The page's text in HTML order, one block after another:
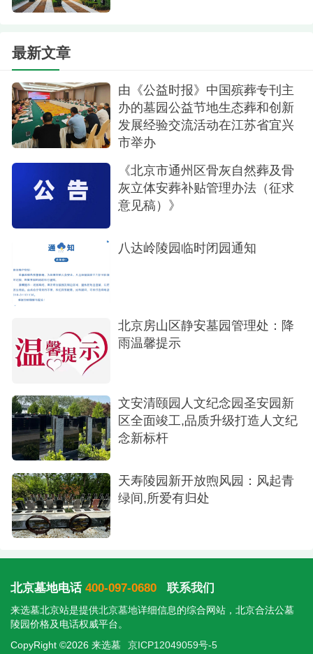
的祭扫形式；车辆指引，顺畅有序，协调交警外围
序停放；墓区防火，突出细节，提前清理防火隔离
带、布设消防水龙带、放置消防水桶、悬挂防火条
幅、加强消防演练、消防车随时待命，防火岗位定
人定责，确保安全无死角。
匠心暖心铸就温情服务，高效保障了寒衣节祭扫活
动安全有序。
最新文章
由《公益时报》中国殡葬专刊主
办的墓园公益节地生态葬和创新
发展经验交流活动在江苏省宜兴
市举办
《北京市通州区骨灰自然葬及骨
灰立体安葬补贴管理办法（征求
意见稿）》
八达岭陵园临时闭园通知
北京房山区静安墓园管理处：降
雨温馨提示
文安清颐园人文纪念园圣安园新
区全面竣工,品质升级打造人文纪
念新标杆
天寿陵园新开放煦风园：风起青
绿间,所爱有归处
北京墓地电话 400-097-0680 联系我们
来选墓北京站是提供北京墓地详细信息的综合网站，北京合法公墓
陵园价格及电话权威平台。
CopyRight ©2026 来选墓
京ICP12049059号-5